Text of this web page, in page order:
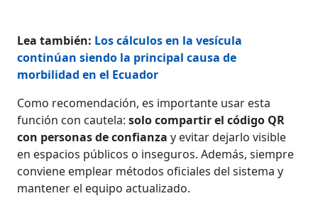
Lea también: Los cálculos en la vesícula
continúan siendo la principal causa de
morbilidad en el Ecuador
Como recomendación, es importante usar esta
función con cautela:solo compartir el código QR
con personas de confianza y evitar dejarlo visible
en espacios públicos o inseguros. Además, siempre
conviene emplear métodos oficiales del sistema y
mantener el equipo actualizado.